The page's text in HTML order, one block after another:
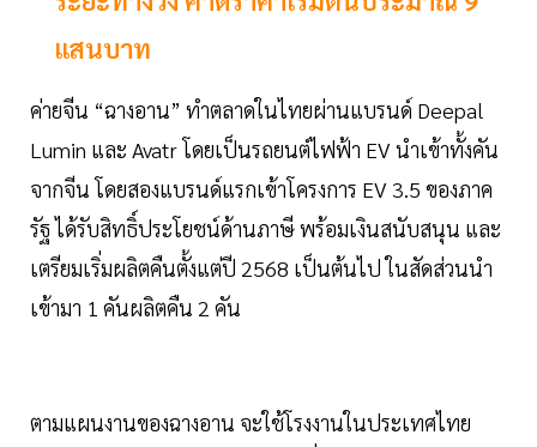
แสนบาท
ค่ายจีน “ฉางอาน” ทำตลาดในไทยผ่านแบรนด์ Deepal
Lumin และ Avatr โดยเป็นรถยนต์ไฟฟ้า EV นำเข้าทั้งคัน
จากจีน โดยสองแบรนด์แรกเข้าโครงการ EV 3.5 ของภาค
รัฐ ได้รับสิทธิ์ประโยชน์ด้านภาษี พร้อมเงินสนับสนุน และ
เตรียมเริ่มผลิตคืนตั้งแต่ปี 2568 เป็นต้นไป ในสัดส่วนนำ
เข้ามา 1 คันผลิตคืน 2 คัน
ตามแผนงานของฉางอาน จะใช้โรงงานในประเทศไทย